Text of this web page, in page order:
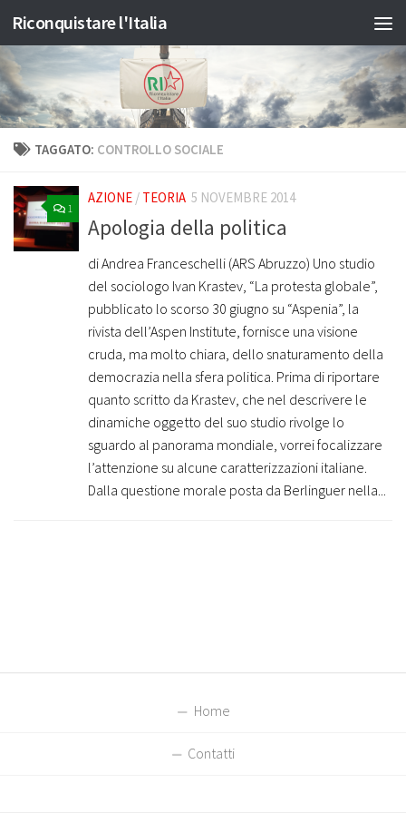
Salta al contenuto
Riconquistare l'Italia
TAGGATO: CONTROLLO SOCIALE
1
AZIONE / TEORIA 5 NOVEMBRE 2014
Apologia della politica
di Andrea Franceschelli (ARS Abruzzo) Uno studio
del sociologo Ivan Krastev, “La protesta globale”,
pubblicato lo scorso 30 giugno su “Aspenia”, la
rivista dell’Aspen Institute, fornisce una visione
cruda, ma molto chiara, dello snaturamento della
democrazia nella sfera politica. Prima di riportare
quanto scritto da Krastev, che nel descrivere le
dinamiche oggetto del suo studio rivolge lo
sguardo al panorama mondiale, vorrei focalizzare
l’attenzione su alcune caratterizzazioni italiane.
Dalla questione morale posta da Berlinguer nella...
Home
Contatti